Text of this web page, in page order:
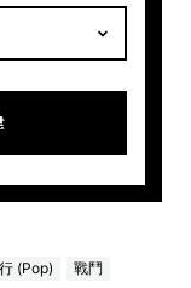
(Pop)
戰鬥